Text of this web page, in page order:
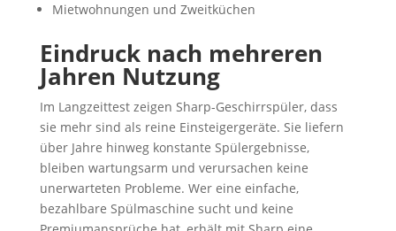
Mietwohnungen und Zweitküchen
Eindruck nach mehreren
Jahren Nutzung
Im Langzeittest zeigen Sharp-Geschirrspüler, dass
sie mehr sind als reine Einsteigergeräte. Sie liefern
über Jahre hinweg konstante Spülergebnisse,
bleiben wartungsarm und verursachen keine
unerwarteten Probleme. Wer eine einfache,
bezahlbare Spülmaschine sucht und keine